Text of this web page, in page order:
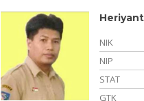
NIK
NIP
STAT
GTK